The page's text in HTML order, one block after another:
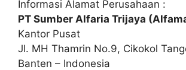
Informasi Alamat Perusahaan :
PT Sumber Alfaria Trijaya
Kantor Pusat
Jl. MH Thamrin No.9, Cikokol
Banten – Indonesia